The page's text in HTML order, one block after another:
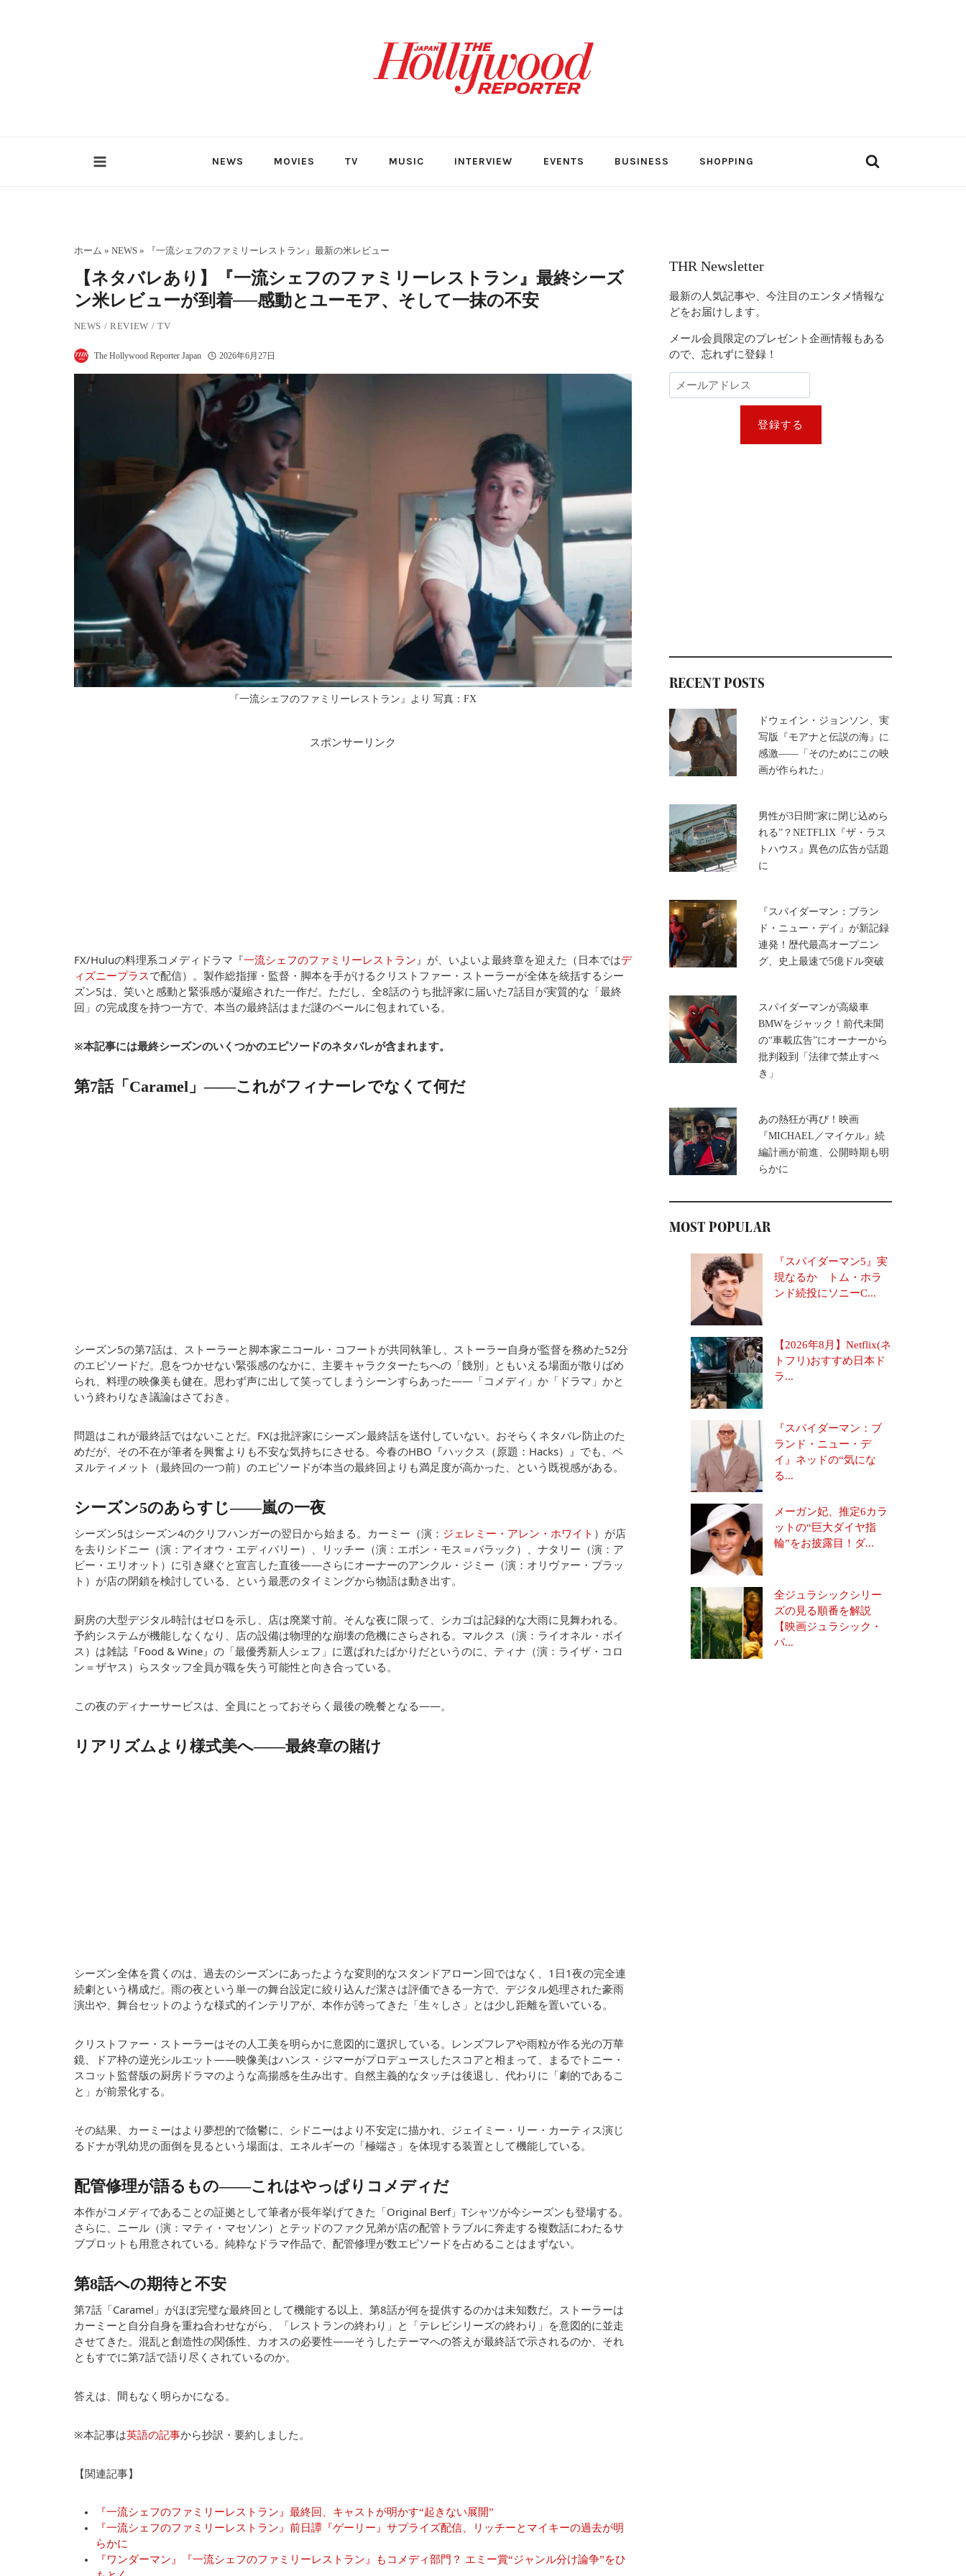
NEWS MOVIES TV MUSIC INTERVIEW EVENTS BUSINESS SHOPPING
ホーム » NEWS» 『一流シェフのファミリーレストラン』最新の米レビュー
【ネタバレあり】『一流シェフのファミリーレストラン』最終シーズ
ン米レビューが到着──感動とユーモア、そして一抹の不安
NEWS /REVIEW / TV
The Hollywood Reporter Japan 2026年6月27日
『一流シェフのファミリーレストラン』より 写真：FX
スポンサーリンク
FX/Huluの料理系コメディドラマ『一流シェフのファミリーレストラン 』が、いよいよ最終章を迎えた（日本ではデ
ィズニープラスで配信）。製作総指揮・監督・脚本を手がけるクリストファー・ストーラーが全体を統括するシー
ズン5は、笑いと感動と緊張感が凝縮された一作だ。ただし、全8話のうち批評家に届いた7話目が実質的な「最終
回」の完成度を持つ一方で、本当の最終話はまだ謎のベールに包まれている。
※本記事には最終シーズンのいくつかのエピソードのネタバレが含まれます。
第7話「Caramel」——これがフィナーレでなくて何だ
シーズン5の第7話は、ストーラーと脚本家ニコール・コフートが共同執筆し、ストーラー自身が監督を務めた52分
のエピソードだ。息をつかせない緊張感のなかに、主要キャラクターたちへの「餞別」ともいえる場面が散りばめ
られ、料理の映像美も健在。思わず声に出して笑ってしまうシーンすらあった——「コメディ」か「ドラマ」かと
いう終わりなき議論はさておき。
問題はこれが最終話ではないことだ。FXは批評家にシーズン最終話を送付していない。おそらくネタバレ防止のた
めだが、その不在が筆者を興奮よりも不安な気持ちにさせる。今春のHBO『ハックス（原題：Hacks）』でも、ペ
ヌルティメット（最終回の一つ前）のエピソードが本当の最終回よりも満足度が高かった、という既視感がある。
シーズン5のあらすじ——嵐の一夜
シーズン5はシーズン4のクリフハンガーの翌日から始まる。カーミー（演： ジェレミー・アレン・ホワイト ）が店
を去りシドニー（演：アイオウ・エディバリー）、リッチー（演：エボン・モス＝バラック）、ナタリー（演：ア
ビー・エリオット）に引き継ぐと宣言した直後——さらにオーナーのアンクル・ジミー（演：オリヴァー・プラッ
ト）が店の閉鎖を検討している、という最悪のタイミングから物語は動き出す。
厨房の大型デジタル時計はゼロを示し、店は廃業寸前。そんな夜に限って、シカゴは記録的な大雨に見舞われる。
予約システムが機能しなくなり、店の設備は物理的な崩壊の危機にさらされる。マルクス（演：ライオネル・ボイ
ス）は雑誌『Food & Wine』の「最優秀新人シェフ」に選ばれたばかりだというのに、ティナ（演：ライザ・コロ
ン＝ザヤス）らスタッフ全員が職を失う可能性と向き合っている。
この夜のディナーサービスは、全員にとっておそらく最後の晩餐となる——。
リアリズムより様式美へ——最終章の賭け
シーズン全体を貫くのは、過去のシーズンにあったような変則的なスタンドアローン回ではなく、1日1夜の完全連
続劇という構成だ。雨の夜という単一の舞台設定に絞り込んだ潔さは評価できる一方で、デジタル処理された豪雨
演出や、舞台セットのような様式的インテリアが、本作が誇ってきた「生々しさ」とは少し距離を置いている。
クリストファー・ストーラーはその人工美を明らかに意図的に選択している。レンズフレアや雨粒が作る光の万華
鏡、ドア枠の逆光シルエット——映像美はハンス・ジマーがプロデュースしたスコアと相まって、まるでトニー・
スコット監督版の厨房ドラマのような高揚感を生み出す。自然主義的なタッチは後退し、代わりに「劇的であるこ
と」が前景化する。
その結果、カーミーはより夢想的で陰鬱に、シドニーはより不安定に描かれ、ジェイミー・リー・カーティス演じ
るドナが乳幼児の面倒を見るという場面は、エネルギーの「極端さ」を体現する装置として機能している。
配管修理が語るもの——これはやっぱりコメディだ
本作がコメディであることの証拠として筆者が長年挙げてきた「Original Berf」Tシャツが今シーズンも登場する。
さらに、ニール（演：マティ・マセソン）とテッドのファク兄弟が店の配管トラブルに奔走する複数話にわたるサ
ブプロットも用意されている。純粋なドラマ作品で、配管修理が数エピソードを占めることはまずない。
第8話への期待と不安
第7話「Caramel」がほぼ完璧な最終回として機能する以上、第8話が何を提供するのかは未知数だ。ストーラーは
カーミーと自分自身を重ね合わせながら、「レストランの終わり」と「テレビシリーズの終わり」を意図的に並走
させてきた。混乱と創造性の関係性、カオスの必要性——そうしたテーマへの答えが最終話で示されるのか、それ
ともすでに第7話で語り尽くされているのか。
答えは、間もなく明らかになる。
※本記事は英語の記事から抄訳・要約しました。
【関連記事】
『一流シェフのファミリーレストラン』最終回、キャストが明かす“起きない展開”
『一流シェフのファミリーレストラン』前日譚『ゲーリー』サプライズ配信、リッチーとマイキーの過去が明
らかに
『ワンダーマン』『一流シェフのファミリーレストラン』もコメディ部門？ エミー賞“ジャンル分け論争”をひ
THR Newsletter
最新の人気記事や、今注目のエンタメ情報な
どをお届けします。
メール会員限定のプレゼント企画情報もある
ので、忘れずに登録！
登録する
RECENT POSTS
ドウェイン・ジョンソン、実
写版『モアナと伝説の海』に
感激――「そのためにこの映
画が作られた」
男性が3日間“家に閉じ込めら
れる”？NETFLIX『ザ・ラス
トハウス』異色の広告が話題
に
『スパイダーマン：ブラン
ド・ニュー・デイ』が新記録
連発！歴代最高オープニン
グ、史上最速で5億ドル突破
スパイダーマンが高級車
BMWをジャック！前代未聞
の“車載広告”にオーナーから
批判殺到「法律で禁止すべ
き」
あの熱狂が再び！映画
『MICHAEL／マイケル』続
編計画が前進、公開時期も明
らかに
MOST POPULAR
『スパイダーマン5』実
現なるか トム・ホラ
ンド続投にソニーC...
【2026年8月】Netflix(ネ
トフリ)おすすめ日本ド
ラ...
『スパイダーマン：ブ
ランド・ニュー・デ
イ』ネッドの“気にな
る...
メーガン妃、推定6カラ
ットの“巨大ダイヤ指
輪”をお披露目！ダ...
全ジュラシックシリー
ズの見る順番を解説
【映画ジュラシック・
パ...